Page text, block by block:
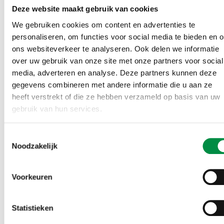
Deze website maakt gebruik van cookies
We gebruiken cookies om content en advertenties te
personaliseren, om functies voor social media te bieden en
ons websiteverkeer te analyseren. Ook delen we informatie
over uw gebruik van onze site met onze partners voor social
media, adverteren en analyse. Deze partners kunnen deze
gegevens combineren met andere informatie die u aan ze
heeft verstrekt of die ze hebben verzameld op basis van uw
gebruik van hun services.
Noodzakelijk
Voorkeuren
Statistieken
Zo werkt het
Maak een plan en dien dit
gewonnen € 5.000,- het plan daadwerkelijk kunnen
douane of de Dienst Justitiële Inrichtingen (DJI) kan